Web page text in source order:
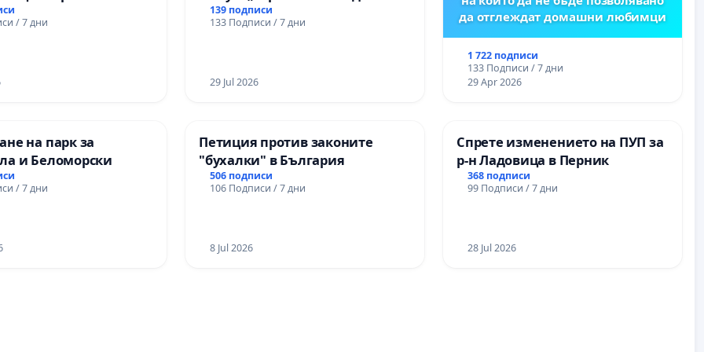
/ 7 дни
139 подписи
133 Подписи / 7 дни
29 Jul 2026
да отглеждат домашни любимци
1 722 подписи
133 Подписи / 7 дни
29 Apr 2026
на парк за
и Беломорски
/ 7 дни
Петиция против законите
"бухалки" в България
506 подписи
106 Подписи / 7 дни
8 Jul 2026
Спрете изменението на ПУП за
р-н Ладовица в Перник
368 подписи
99 Подписи / 7 дни
28 Jul 2026